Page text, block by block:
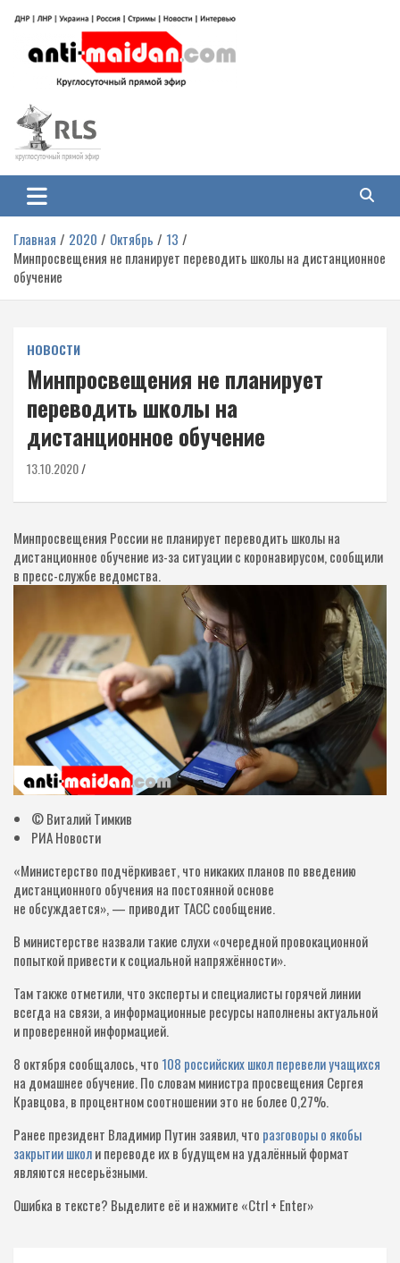
содержимому
Антимайдан: Гражданская война
на Украине
гражданской войне на Украине, включая события в Новороссии, ДНР,
ЛНР и других регионах.
Главная 2020 Октябрь
13
Минпросвещения не планирует переводить школы на дистанционное
обучение
НОВОСТИ
Минпросвещения не планирует
переводить школы на
дистанционное обучение
13.10.2020
Минпросвещения России не планирует переводить школы на
дистанционное обучение из-за ситуации с коронавирусом, сообщили
в пресс-службе ведомства.
© Виталий Тимкив
РИА Новости
«Министерство подчёркивает, что никаких планов по введению
дистанционного обучения на постоянной основе
не обсуждается», — приводит ТАСС сообщение.
В министерстве назвали такие слухи «очередной провокационной
попыткой привести к социальной напряжённости».
Там также отметили, что эксперты и специалисты горячей линии
всегда на связи, а информационные ресурсы наполнены актуальной
и проверенной информацией.
8 октября сообщалось, что 108 российских школ перевели учащихся
на домашнее обучение. По словам министра просвещения Сергея
Кравцова, в процентном соотношении это не более 0,27%.
Ранее президент Владимир Путин заявил, что разговоры о якобы
закрытии школи переводе их в будущем на удалённый формат
являются несерьёзными.
Ошибка в тексте? Выделите её и нажмите «Ctrl + Enter»